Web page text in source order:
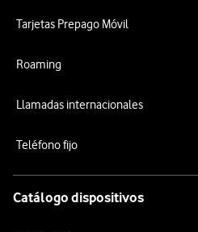
Tarjetas Prepago Móvil
Roaming
Llamadas internacionales
Teléfono fijo
Catálogo dispositivos